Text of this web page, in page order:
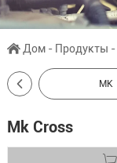
Дом - Продукты -
MK
Mk Cross